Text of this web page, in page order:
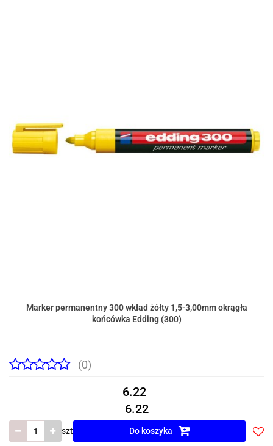
Marker permanentny 300 wkład żółty 1,5-3,00mm okrągła
końcówka Edding (300)
(0)
6.22
6.22
szt Do koszyka